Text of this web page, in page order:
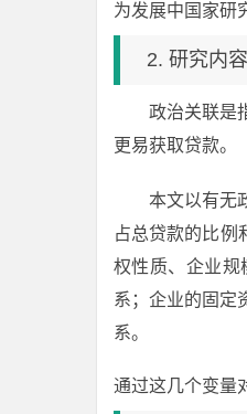
为发展中国家研
2. 研究内
政治关联是
更易获取贷款。
本文以有无
占总贷款的比例
权性质、企业规
系；企业的固定
系。
通过这几个变量